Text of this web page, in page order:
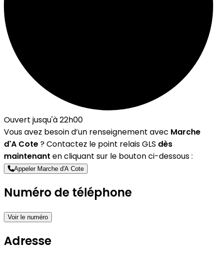
Ouvert jusqu'à 22h00
Vous avez besoin d’un renseignement avec Marche
d'A Cote? Contactez le point relais GLS dès
maintenant en cliquant sur le bouton ci-dessous :
Appeler Marche d'A Cote
Numéro de téléphone
Voir le numéro
Adresse